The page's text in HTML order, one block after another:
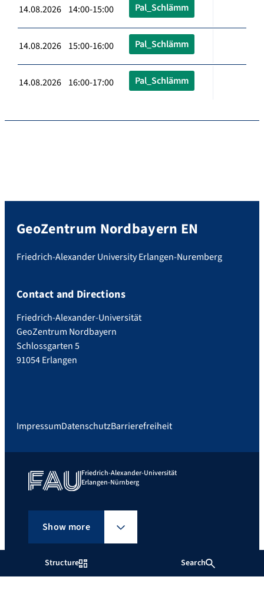
Structure Search
14.08.2026 14:00-15:00 Pal_Schlämm
14.08.2026 15:00-16:00 Pal_Schlämm
14.08.2026 16:00-17:00 Pal_Schlämm
GeoZentrum Nordbayern EN
Friedrich-Alexander University Erlangen-Nuremberg
Contact and Directions
Friedrich-Alexander-Universität
GeoZentrum Nordbayern
Schlossgarten 5
91054 Erlangen
ImpressumDatenschutzBarrierefreiheit
Friedrich-Alexander-Universität
Erlangen-Nürnberg
Show more